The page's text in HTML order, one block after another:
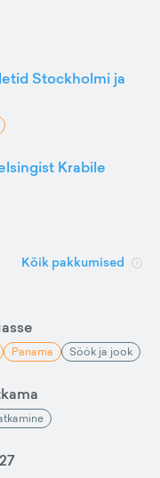
Stockholmi ja
Krabile
Kõik pakkumised
Panama Söök ja jook